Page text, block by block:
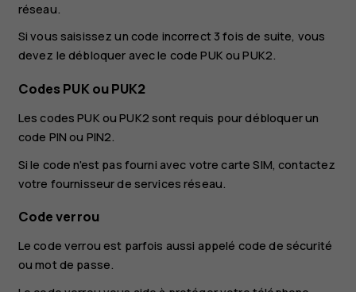
réseau.
Si vous saisissez un code incorrect 3 fois de suite, vous
devez le débloquer avec le code PUK ou PUK2.
Codes PUK ou PUK2
Les codes PUK ou PUK2 sont requis pour débloquer un
code PIN ou PIN2.
Si le code n'est pas fourni avec votre carte SIM, contactez
votre fournisseur de services réseau.
Code verrou
Le code verrou est parfois aussi appelé code de sécurité
ou mot de passe.